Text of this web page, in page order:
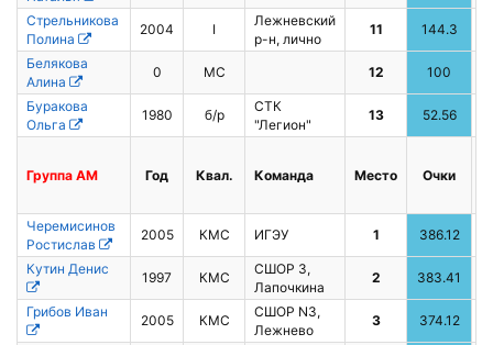
Стрельникова
Полина
2004 I
Лежневский
р-н, лично
11 144.3
Белякова
Алина
0 МС 12 100
Буракова
Ольга
1980 б/р
СТК
"Легион"
13 52.56
Группа AМ Год Квал. Команда Место Очки
Черемисинов
Ростислав
2005 КМС ИГЭУ 1 386.12
Кутин Денис
1997 КМС
СШОР 3,
Лапочкина
2 383.41
Грибов Иван
2005 КМС
СШОР N3,
Лежнево
3 374.12